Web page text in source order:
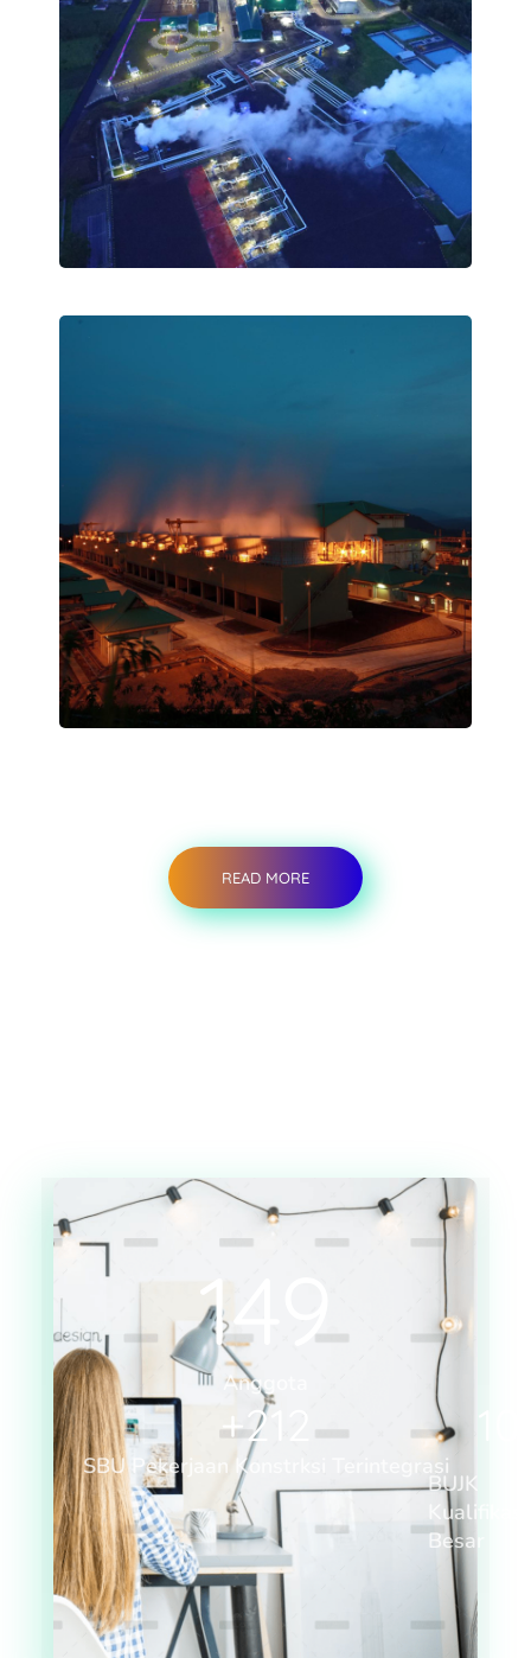
READ MORE
Anggota
149
SBU Pekerjaan Konstrksi Terintegrasi
+212
BUJK
Kualifikasi
Besar